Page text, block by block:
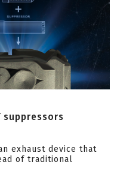
suppressors
exhaust device that
of traditional